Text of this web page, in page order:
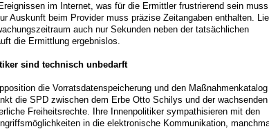
im Internet, was für die Ermittler frustrierend sein
Auskunft beim Provider muss präzise Zeitangaben enthalten.
auch nur Sekunden neben der tatsächlichen
die Ermittlung ergebnislos.
sind technisch unbedarft
die Vorratsdatenspeicherung und den Maßnahmenkatalog
die SPD zwischen dem Erbe Otto Schilys und der wachsenden
Freiheitsrechte. Ihre Innenpolitiker sympathisieren mit den
in die elektronische Kommunikation,